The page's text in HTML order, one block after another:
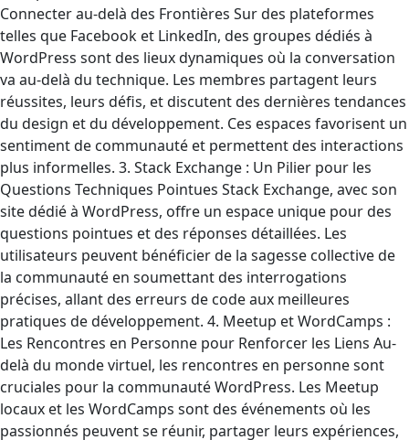
Connecter au-delà des Frontières Sur des plateformes
telles que Facebook et LinkedIn, des groupes dédiés à
WordPress sont des lieux dynamiques où la conversation
va au-delà du technique. Les membres partagent leurs
réussites, leurs défis, et discutent des dernières tendances
du design et du développement. Ces espaces favorisent un
sentiment de communauté et permettent des interactions
plus informelles. 3. Stack Exchange : Un Pilier pour les
Questions Techniques Pointues Stack Exchange, avec son
site dédié à WordPress, offre un espace unique pour des
questions pointues et des réponses détaillées. Les
utilisateurs peuvent bénéficier de la sagesse collective de
la communauté en soumettant des interrogations
précises, allant des erreurs de code aux meilleures
pratiques de développement. 4. Meetup et WordCamps :
Les Rencontres en Personne pour Renforcer les Liens Au-
delà du monde virtuel, les rencontres en personne sont
cruciales pour la communauté WordPress. Les Meetup
locaux et les WordCamps sont des événements où les
passionnés peuvent se réunir, partager leurs expériences,